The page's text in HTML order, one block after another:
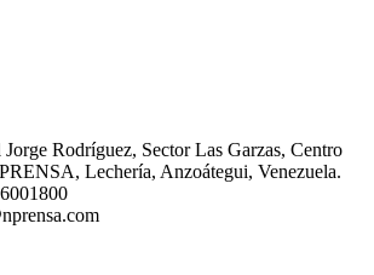
Rodríguez, Sector Las Garzas, Centro
Lechería, Anzoátegui, Venezuela.